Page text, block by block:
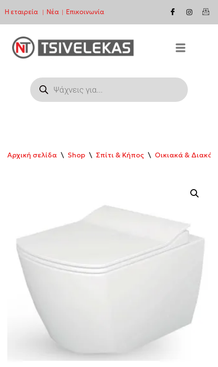
Μεταπηδήστε
στο
περιεχόμενο
Η εταιρεία | Νέα | Επικοινωνία
Αρχική σελίδα \ Shop \ Σπίτι & Κήπος \ Οικιακά &